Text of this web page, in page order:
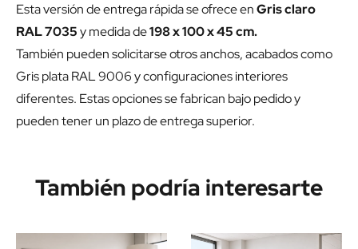
Esta versión de entrega rápida se ofrece enGris claro
RAL 7035y medida de198 x 100 x 45 cm.
También pueden solicitarse otros anchos, acabados como
Gris plata RAL 9006 y configuraciones interiores
diferentes. Estas opciones se fabrican bajo pedido y
pueden tener un plazo de entrega superior.
También podría interesarte